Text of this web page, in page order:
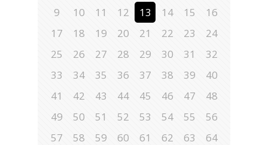
9
10 11 12 13 14 15
16
17
18 19 20 21 22 23
24
25
26 27 28 29 30 31
32
33
34 35 36 37 38 39
40
41
42 43 44 45 46 47
48
49
50 51 52 53 54 55
56
57
58 59 60 61 62 63
64